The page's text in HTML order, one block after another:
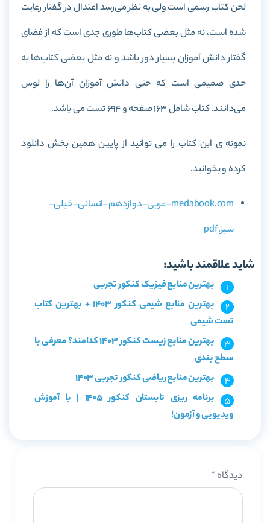
لحن کتاب رسمی است ولی به نظر می‌رسد اعتدال در گفتار رعایت
شده است، نه مثل بعضی کتاب‌ها طوری جدی است که از فضای
گفتار دانش آموزان بسیار دور باشد و نه مثل بعضی کتاب‌ها به
حدی صمیمی است که حتی دانش آموزان آن‌ها را لوس
می‌دانند. کتاب شامل 163 صفحه و 694 تست می باشد.
نمونه ی این کتاب را می توانید از پایین همین بخش دانلود
کرده و بخوانید.
medabook.com-عربی-دوازدهم-انسانی-خیلی-
سبز.pdf
شاید علاقمند باشید:
بهترین منابع فیزیک کنکور تجربی
بهترین منابع شیمی کنکور 1403 + بهترین کتاب
تست شیمی
بهترین منابع زیست کنکور 1403 کدامند؟ معرفی با
سطح بندی
بهترین منابع ریاضی کنکور تجربی 1403
برنامه ریزی تابستان کنکور 1405 | با آموزش
ویدیویی و آزمون!
دیدگاه *